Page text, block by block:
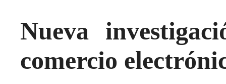
Nueva
comercio